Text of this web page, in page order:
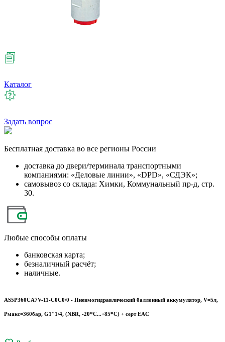
Каталог
Задать вопрос
Бесплатная доставка во все регионы России
доставка до двери/терминала транспортными
компаниями: «Деловые линии», «DPD», «СДЭК»;
самовывоз со склада: Химки, Коммунальный пр-д, стр.
30.
Любые способы оплаты
банковская карта;
безналичный расчёт;
наличные.
AS5P360CA7V-11-C0C0/0 - Пневмогидравлический баллонный аккумулятор, V=5л,
Рмакс=360бар, G1"1/4, (NBR, -20*С...+85*С) + серт EAC